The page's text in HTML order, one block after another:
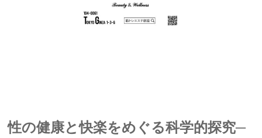
性の健康と快楽をめぐる科学的探究─